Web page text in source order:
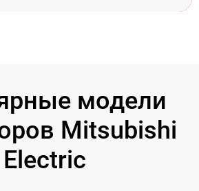
модели
Mitsubishi
Electric